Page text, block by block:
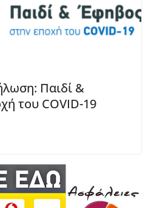
Παιδί &
του COVID-19